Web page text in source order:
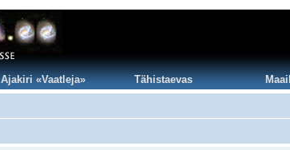
Ajakiri «Vaatleja» Tähistaevas